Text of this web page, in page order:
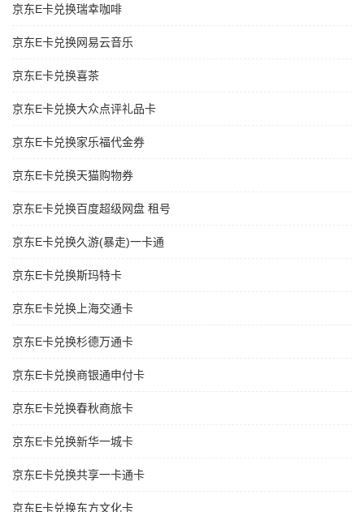
京东E卡兑换瑞幸咖啡
京东E卡兑换网易云音乐
京东E卡兑换喜茶
京东E卡兑换大众点评礼品卡
京东E卡兑换家乐福代金券
京东E卡兑换天猫购物券
京东E卡兑换百度超级网盘 租号
京东E卡兑换久游(暴走)一卡通
京东E卡兑换斯玛特卡
京东E卡兑换上海交通卡
京东E卡兑换杉德万通卡
京东E卡兑换商银通申付卡
京东E卡兑换春秋商旅卡
京东E卡兑换新华一城卡
京东E卡兑换共享一卡通卡
京东E卡兑换东方文化卡